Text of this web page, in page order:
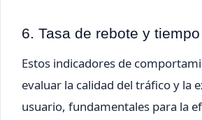
6. Tasa de rebote y
Estos indicadores de
evaluar la calidad del tráfico y la
usuario, fundamentales para la